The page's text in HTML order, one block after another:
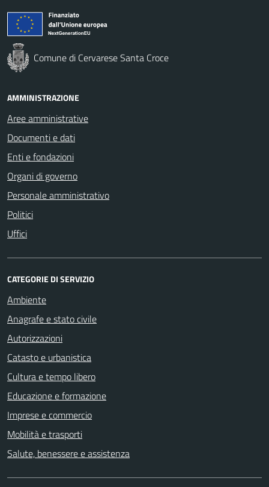
Comune di Cervarese Santa Croce
AMMINISTRAZIONE
Aree amministrative
Documenti e dati
Enti e fondazioni
Organi di governo
Personale amministrativo
Politici
Uffici
CATEGORIE DI SERVIZIO
Ambiente
Anagrafe e stato civile
Autorizzazioni
Catasto e urbanistica
Cultura e tempo libero
Educazione e formazione
Imprese e commercio
Mobilità e trasporti
Salute, benessere e assistenza